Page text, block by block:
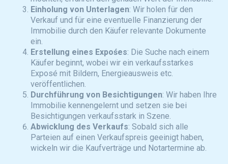
Einholung von Unterlagen: Wir holen für den
Verkauf und für eine eventuelle Finanzierung der
Immobilie durch den Käufer relevante Dokumente
ein.
Erstellung eines Expośes: Die Suche nach einem
Käufer beginnt, wobei wir ein verkaufsstarkes
Exposé mit Bildern, Energieausweis etc.
veröffentlichen.
Durchführung von Besichtigungen: Wir haben Ihre
Immobilie kennengelernt und setzen sie bei
Besichtigungen verkaufsstark in Szene.
Abwicklung des Verkaufs: Sobald sich alle
Parteien auf einen Verkaufspreis geeinigt haben,
wickeln wir die Kaufverträge und Notartermine ab.